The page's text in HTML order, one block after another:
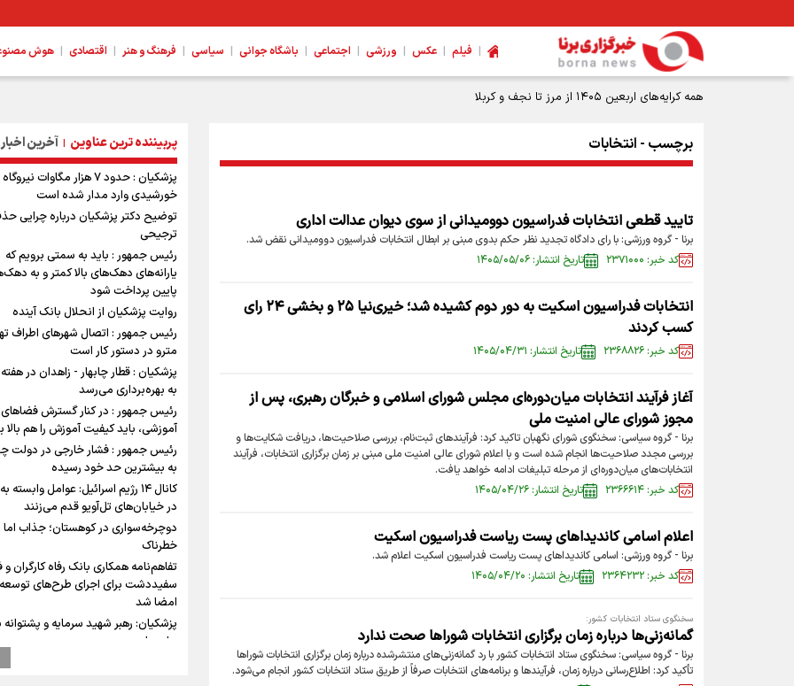
| فیلم | عکس | ورزشی | اجتماعی | باشگاه جوانی | سیاسی | فرهنگ و هنر | اقتصادی | هوش
همه کرایه‌های اربعین ۱۴۰۵ از مرز تا نجف و کربلا
برچسب - انتخابات
تایید قطعی انتخابات فدراسیون دوومیدانی از سوی دیوان عدالت اداری
برنا - گروه ورزشی: با رای دادگاه تجدید نظر حکم بدوی مبنی بر ابطال انتخابات فدراسیون دوومیدانی نقض شد.
کد خبر: ۲۳۷۱۰۰۰
تاریخ انتشار: ۱۴۰۵/۰۵/۰۶
انتخابات فدراسیون اسکیت به دور دوم کشیده شد؛ خیری‌نیا ۲۵ و بخشی ۲۴ رای
کسب کردند
کد خبر: ۲۳۶۸۸۲۶ تاریخ انتشار: ۱۴۰۵/۰۴/۳۱
آغاز فرآیند انتخابات میان‌دوره‌ای مجلس شورای اسلامی و خبرگان رهبری، پس از
مجوز شورای عالی امنیت ملی
برنا - گروه سیاسی: سخنگوی شورای نگهبان تاکید کرد: فرآیندهای ثبت‌نام، بررسی صلاحیت‌ها، دریافت شکایت‌ها و
بررسی مجدد صلاحیت‌ها انجام شده است و با اعلام شورای عالی امنیت ملی مبنی بر زمان برگزاری انتخابات، فرآیند
انتخابات‌های میان‌دوره‌ای از مرحله تبلیغات ادامه خواهد یافت.
کد خبر: ۲۳۶۶۶۱۴
تاریخ انتشار: ۱۴۰۵/۰۴/۲۶
اعلام اسامی کاندیدا‌های پست ریاست فدراسیون اسکیت
برنا - گروه ورزشی: اسامی کاندیدا‌های پست ریاست فدراسیون اسکیت اعلام شد.
کد خبر: ۲۳۶۴۲۳۲
تاریخ انتشار: ۱۴۰۵/۰۴/۲۰
سخنگوی ستاد انتخابات کشور:
گمانه‌زنی‌ها درباره زمان برگزاری انتخابات شوراها صحت ندارد
برنا - گروه سیاسی: سخنگوی ستاد انتخابات کشور با رد گمانه‌زنی‌های منتشرشده درباره زمان برگزاری انتخابات شوراها
تأکید کرد: اطلاع‌رسانی درباره زمان، فرآیندها و برنامه‌های انتخابات صرفاً از طریق ستاد انتخابات کشور انجام می‌شود.
پربیننده ترین عناوین | آخرین اخبار
پزشکیان : حدود ۷ هزار مگاوات
خورشیدی وارد مدار شده است
توضیح دکتر پزشکیان درباره چرایی
ترجیحی
رئیس جمهور : باید به سمتی برویم که
یارانه‌های دهک‌های بالا کمتر و به
پایین پرداخت شود
روایت پزشکیان از انحلال بانک آینده
رئیس جمهور : اتصال شهرهای اطراف
مترو در دستور کار است
پزشکیان : قطار چابهار - زاهدان در
به بهره‌برداری می‌رسد
رئیس جمهور : در کنار گسترش فضاهای
آموزشی، باید کیفیت آموزش را هم بالا
رئیس جمهور : فشار خارجی در دولت
به بیشترین حد خود رسیده
کانال ۱۴ رژیم اسرائیل: عوامل وابسته
در خیابان‌های تل‌آویو قدم می‌زنند
دوچرخه‌سواری در کوهستان؛ جذاب اما
خطرناک
تفاهم‌نامه همکاری بانک رفاه کارگران و
سفیددشت برای اجرای طرح‌های
امضا شد
پزشکیان: رهبر شهید سرمایه و پشتوانه
برای ما بود
گزارشی از ورود وزیر ورزش و جوانان